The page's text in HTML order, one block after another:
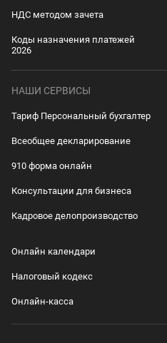
НДС методом зачета
Коды назначения платежей
2026
НАШИ СЕРВИСЫ
Тариф Персональный бухгалтер
Всеобщее декларирование
910 форма онлайн
Консультации для бизнеса
Кадровое делопроизводство
Онлайн календари
Налоговый кодекс
Онлайн-касса